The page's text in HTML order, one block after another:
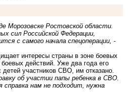
Морозовске Ростовской области.
сил Российской Федерации,
с самого начала спецоперации, -
интересы страны в зоне боевых
действий. Уже два года его
участников СВО, им отказано.
об участии папы ребенка в СВО.
справка нам не подходит, нужна